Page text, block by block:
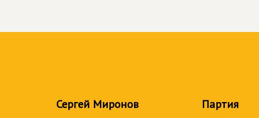
Сергей Миронов Партия